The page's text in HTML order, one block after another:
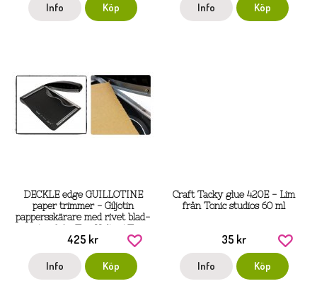
Info Köp Info Köp
DECKLE edge GUILLOTINE
paper trimmer - Giljotin
pappersskärare med rivet blad-
mönster från Tim Holtz / Tonic
Studios
425 kr
Info Köp
Craft Tacky glue 420E - Lim
från Tonic studios 60 ml
35 kr
Info Köp